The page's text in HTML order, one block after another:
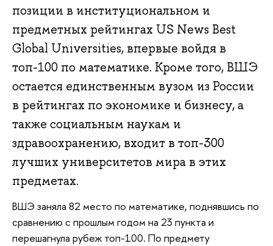
позиции в институциональном и
предметных рейтингах US News Best
Global Universities, впервые войдя в
топ-100 по математике. Кроме того, ВШЭ
остается единственным вузом из России
в рейтингах по экономике и бизнесу, а
также социальным наукам и
здравоохранению, входит в топ-300
лучших университетов мира в этих
предметах.
ВШЭ заняла 82 место по математике, поднявшись по
сравнению с прошлым годом на 23 пункта и
перешагнула рубеж топ-100. По предмету